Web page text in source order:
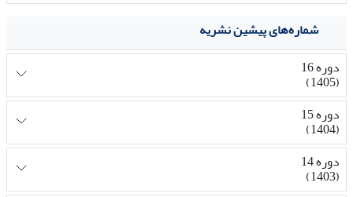
شماره‌های پیشین نشریه
دوره 16
(1405)
دوره 15
(1404)
دوره 14
(1403)